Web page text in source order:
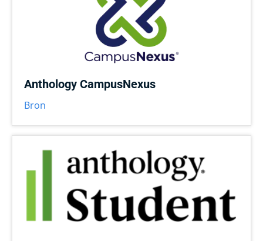
Anthology CampusNexus
Bron